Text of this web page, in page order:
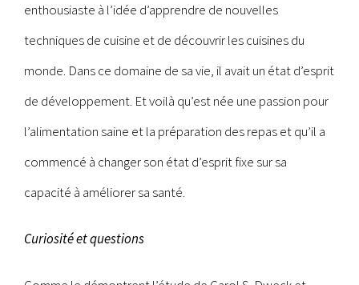
enthousiaste à l’idée d’apprendre de nouvelles
techniques de cuisine et de découvrir les cuisines du
monde. Dans ce domaine de sa vie, il avait un état d’esprit
de développement. Et voilà qu’est née une passion pour
l’alimentation saine et la préparation des repas et qu’il a
commencé à changer son état d’esprit fixe sur sa
capacité à améliorer sa santé.
Curiosité et questions